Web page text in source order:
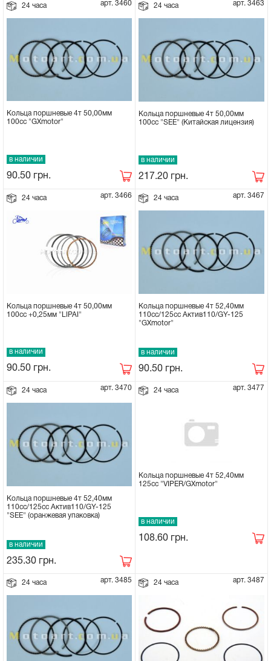
24 часа арт. 3460
Кольца поршневые 4т 50,00мм
100сс "GXmotor"
в наличии
90.50 грн.
24 часа арт. 3463
Кольца поршневые 4т 50,00мм
100сс "SEE" (Китайская лицензия)
в наличии
217.20 грн.
24 часа арт. 3466
Кольца поршневые 4т 50,00мм
100сс +0,25мм "LIPAI"
в наличии
90.50 грн.
24 часа арт. 3467
Кольца поршневые 4т 52,40мм
110cc/125сс Актив110/GY-125
"GXmotor"
в наличии
90.50 грн.
24 часа арт. 3470
Кольца поршневые 4т 52,40мм
110cc/125сс Актив110/GY-125
"SEE" (оранжевая упаковка)
в наличии
235.30 грн.
24 часа арт. 3477
Кольца поршневые 4т 52,40мм
125сс "VIPER/GXmotor"
в наличии
108.60 грн.
24 часа арт. 3485 24 часа арт. 3487